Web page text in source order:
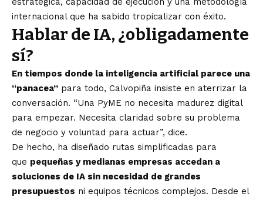
internacional que ha sabido tropicalizar con éxito.
Hablar de IA, ¿obligadamente
sí?
En tiempos donde la inteligencia artificial parece una
“panacea” para todo, Calvopiña insiste en aterrizar la
conversación. “Una PyME no necesita madurez digital
para empezar. Necesita claridad sobre su problema
de negocio y voluntad para actuar”, dice.
De hecho, ha diseñado rutas simplificadas para
que pequeñas y medianas empresas accedan a
soluciones de IA sin necesidad de grandes
presupuestos ni equipos técnicos complejos. Desde el